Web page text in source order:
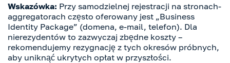
Wskazówka: Przy samodzielnej rejestracji na stronach-
aggregatorach często oferowany jest „Business
Identity Package” (domena, e-mail, telefon). Dla
nierezydentów to zazwyczaj zbędne koszty –
rekomendujemy rezygnację z tych okresów próbnych,
aby uniknąć ukrytych opłat w przyszłości.